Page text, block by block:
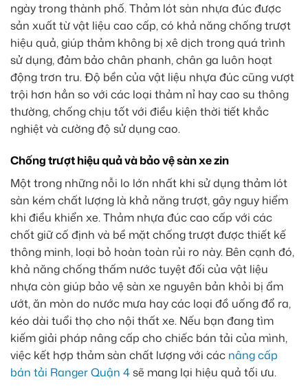
ngày trong thành phố. Thảm lót sàn nhựa đúc được
sản xuất từ vật liệu cao cấp, có khả năng chống trượt
hiệu quả, giúp thảm không bị xê dịch trong quá trình
sử dụng, đảm bảo chân phanh, chân ga luôn hoạt
động trơn tru. Độ bền của vật liệu nhựa đúc cũng vượt
trội hơn hẳn so với các loại thảm nỉ hay cao su thông
thường, chống chịu tốt với điều kiện thời tiết khắc
nghiệt và cường độ sử dụng cao.
Chống trượt hiệu quả và bảo vệ sàn xe zin
Một trong những nỗi lo lớn nhất khi sử dụng thảm lót
sàn kém chất lượng là khả năng trượt, gây nguy hiểm
khi điều khiển xe. Thảm nhựa đúc cao cấp với các
chốt giữ cố định và bề mặt chống trượt được thiết kế
thông minh, loại bỏ hoàn toàn rủi ro này. Bên cạnh đó,
khả năng chống thấm nước tuyệt đối của vật liệu
nhựa còn giúp bảo vệ sàn xe nguyên bản khỏi bị ẩm
ướt, ăn mòn do nước mưa hay các loại đồ uống đổ ra,
kéo dài tuổi thọ cho nội thất xe. Nếu bạn đang tìm
kiếm giải pháp nâng cấp cho chiếc bán tải của mình,
việc kết hợp thảm sàn chất lượng với các nâng cấp
bán tải Ranger Quận 4sẽ mang lại hiệu quả tối ưu.